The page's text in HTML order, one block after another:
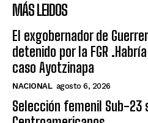
MÁS LEIDOS
El exgobernador de
detenido por la FGR
caso Ayotzinapa
NACIONAL agosto 6, 2026
Selección femenil Sub-23